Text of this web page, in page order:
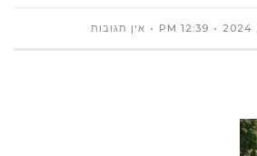
12:39 PM אין תגובות